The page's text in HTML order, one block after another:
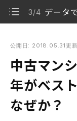
3/4
のはなぜか？
1/4
中古マンショ
すべき
2/4 売却する気が
公開日: 2018.05.31 更
中古マン
年がベス
なぜか？